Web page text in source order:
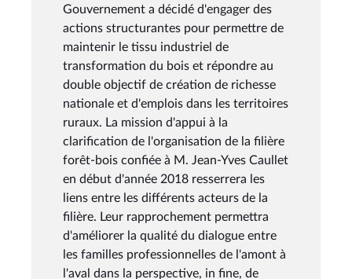
Gouvernement a décidé d'engager des
actions structurantes pour permettre de
maintenir le tissu industriel de
transformation du bois et répondre au
double objectif de création de richesse
nationale et d'emplois dans les territoires
ruraux. La mission d'appui à la
clarification de l'organisation de la filière
forêt-bois confiée à M. Jean-Yves Caullet
en début d'année 2018 resserrera les
liens entre les différents acteurs de la
filière. Leur rapprochement permettra
d'améliorer la qualité du dialogue entre
les familles professionnelles de l'amont à
l'aval dans la perspective, in fine, de